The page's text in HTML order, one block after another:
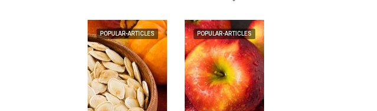
POPULAR-ARTICLES POPULAR-ARTICLES